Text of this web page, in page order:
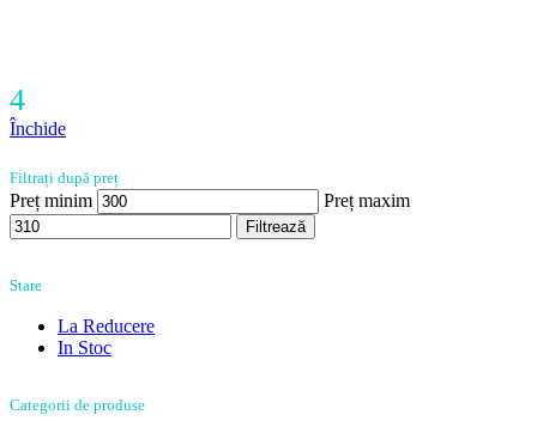
4
Închide
Filtrați după preț
Preț minim Preț maxim
Filtrează
Stare
La Reducere
In Stoc
Categorii de produse